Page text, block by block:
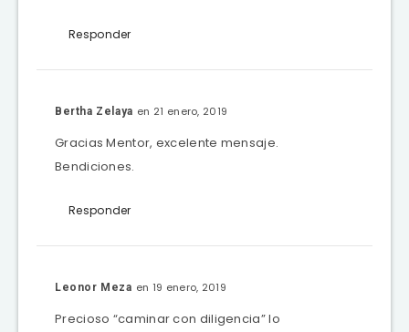
Responder
Bertha Zelaya en 21 enero, 2019
Gracias Mentor, excelente mensaje.
Bendiciones.
Responder
Leonor Meza en 19 enero, 2019
Precioso “caminar con diligencia” lo